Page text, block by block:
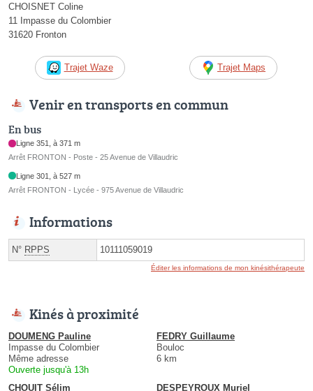
CHOISNET Coline
11 Impasse du Colombier
31620 Fronton
Trajet Waze Trajet Maps
Venir en transports en commun
En bus
Ligne 351, à 371 m
Arrêt FRONTON - Poste - 25 Avenue de Villaudric
Ligne 301, à 527 m
Arrêt FRONTON - Lycée - 975 Avenue de Villaudric
Informations
N° RPPS 10111059019
Éditer les informations de mon kinésithérapeute
Kinés à proximité
DOUMENG Pauline
Impasse du Colombier
Même adresse
Ouverte jusqu'à 13h
FEDRY Guillaume
Bouloc
6 km
CHOUIT Sélim
DESPEYROUX Muriel